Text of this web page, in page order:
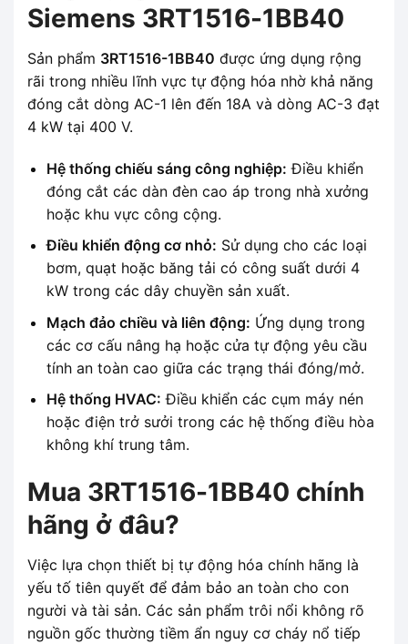
Siemens 3RT1516-1BB40
Sản phẩm 3RT1516-1BB40 được ứng dụng rộng
rãi trong nhiều lĩnh vực tự động hóa nhờ khả năng
đóng cắt dòng AC-1 lên đến 18A và dòng AC-3 đạt
4 kW tại 400 V.
Hệ thống chiếu sáng công nghiệp: Điều khiển
đóng cắt các dàn đèn cao áp trong nhà xưởng
hoặc khu vực công cộng.
Điều khiển động cơ nhỏ: Sử dụng cho các loại
bơm, quạt hoặc băng tải có công suất dưới 4
kW trong các dây chuyền sản xuất.
Mạch đảo chiều và liên động: Ứng dụng trong
các cơ cấu nâng hạ hoặc cửa tự động yêu cầu
tính an toàn cao giữa các trạng thái đóng/mở.
Hệ thống HVAC: Điều khiển các cụm máy nén
hoặc điện trở sưởi trong các hệ thống điều hòa
không khí trung tâm.
Mua 3RT1516-1BB40 chính
hãng ở đâu?
Việc lựa chọn thiết bị tự động hóa chính hãng là
yếu tố tiên quyết để đảm bảo an toàn cho con
người và tài sản. Các sản phẩm trôi nổi không rõ
nguồn gốc thường tiềm ẩn nguy cơ cháy nổ tiếp